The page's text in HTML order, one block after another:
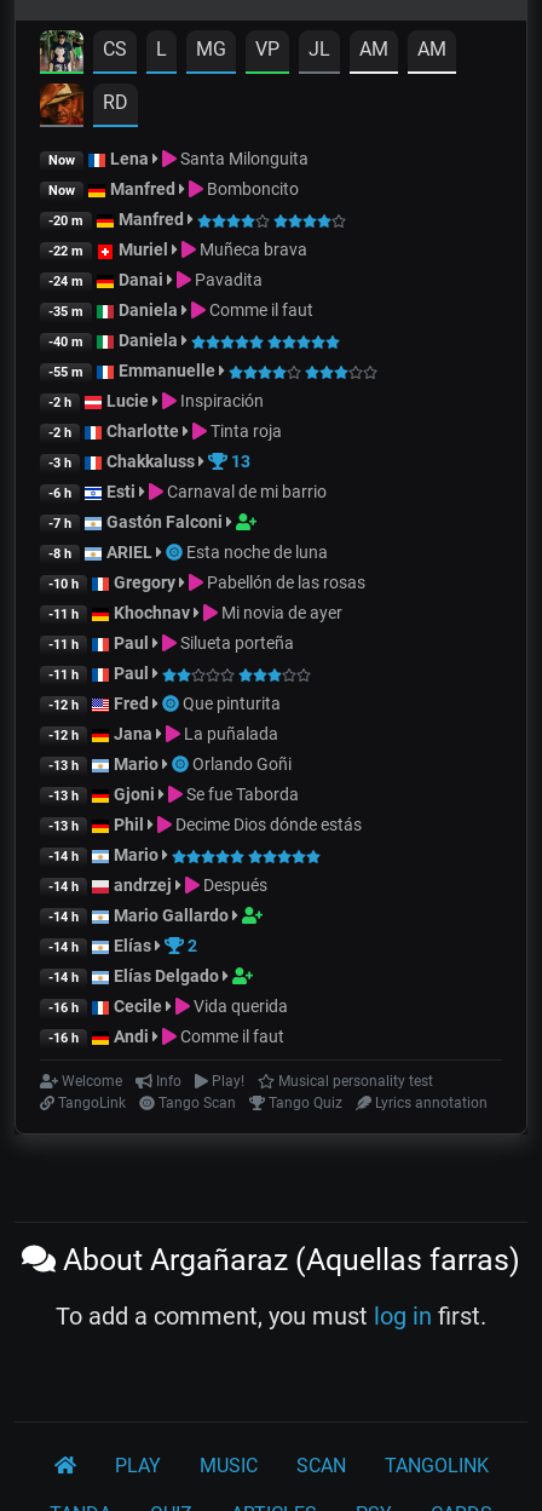
CS L MG VP JL AM AM
RD
Now Lena Santa Milonguita
Now Manfred Bomboncito
-20 m Manfred
-22 m Muriel Muñeca brava
-24 m Danai Pavadita
-35 m Daniela Comme il faut
-40 m Daniela
-55 m Emmanuelle
-2 h Lucie Inspiración
-2 h Charlotte Tinta roja
-3 h Chakkaluss 13
-6 h Esti Carnaval de mi barrio
-7 h Gastón Falconi
-8 h ARIEL Esta noche de luna
-10 h Gregory Pabellón de las rosas
-11 h Khochnav Mi novia de ayer
-11 h Paul Silueta porteña
-11 h Paul
-12 h Fred Que pinturita
-12 h Jana La puñalada
-13 h Mario Orlando Goñi
-13 h Gjoni Se fue Taborda
-13 h Phil Decime Dios dónde estás
-14 h Mario
-14 h andrzej Después
-14 h Mario Gallardo
-14 h Elías 2
-14 h Elías Delgado
-16 h Cecile Vida querida
-16 h Andi Comme il faut
Welcome Info Play!
Musical personality test
TangoLink
Tango Scan Tango Quiz Lyrics annotation
About Argañaraz (Aquellas farras)
To add a comment, you must log in first.
PLAY MUSIC SCAN TANGOLINK